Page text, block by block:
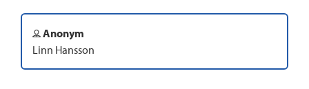
Anonym
Linn Hansson